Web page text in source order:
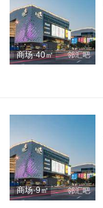
商场·40㎡
商场·9㎡